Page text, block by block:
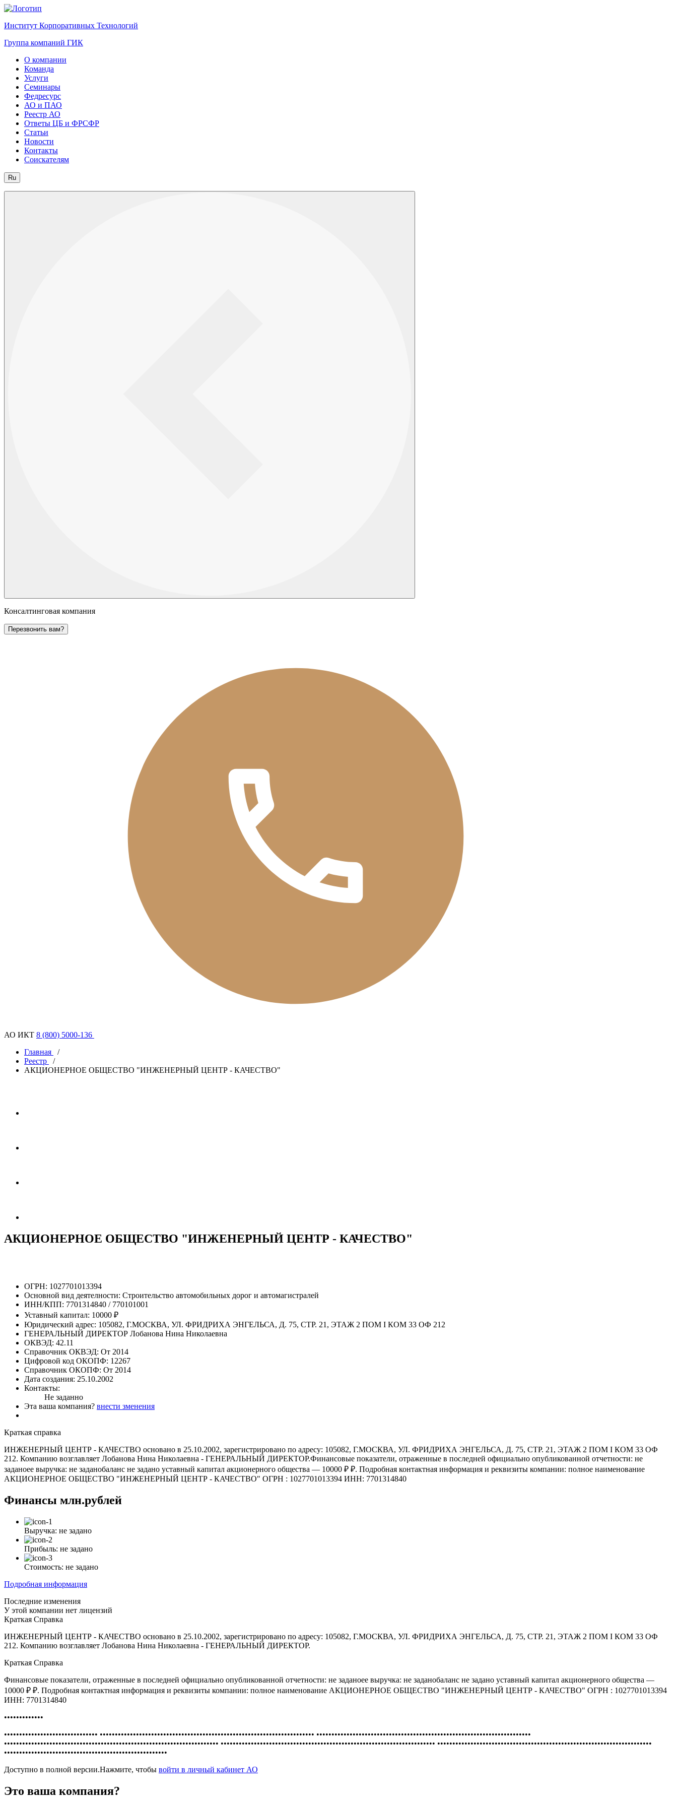
Институт Корпоративных Технологий
Группа компаний ГИК
О компании
Команда
Услуги
Семинары
Федресурс
АО и ПАО
Реестр АО
Ответы ЦБ и ФРСФР
Статьи
Новости
Контакты
Соискателям
Ru
Консалтинговая компания
Перезвонить вам?
АО ИКТ 8 (800) 5000-136
Главная
/
Реестр
/
АКЦИОНЕРНОЕ ОБЩЕСТВО "ИНЖЕНЕРНЫЙ ЦЕНТР - КАЧЕСТВО"
АКЦИОНЕРНОЕ ОБЩЕСТВО "ИНЖЕНЕРНЫЙ ЦЕНТР - КАЧЕСТВО"
ОГРН: 1027701013394
Основной вид деятелности: Строительство автомобильных дорог и автомагистралей
ИНН/КПП: 7701314840 / 770101001
Уставный капитал: 10000 ₽
Юридический адрес: 105082, Г.МОСКВА, УЛ. ФРИДРИХА ЭНГЕЛЬСА, Д. 75, СТР. 21, ЭТАЖ 2 ПОМ I КОМ 33 ОФ 212
ГЕНЕРАЛЬНЫЙ ДИРЕКТОР Лобанова Нина Николаевна
ОКВЭД: 42.11
Справочник ОКВЭД: От 2014
Цифровой код ОКОПФ: 12267
Справочник ОКОПФ: От 2014
Дата создания: 25.10.2002
Контакты:
Не заданно
Эта ваша компания? внести зменения
Краткая справка
ИНЖЕНЕРНЫЙ ЦЕНТР - КАЧЕСТВО основано в 25.10.2002, зарегистрировано по адресу: 105082, Г.МОСКВА, УЛ. ФРИДРИХА ЭНГЕЛЬСА, Д. 75, СТР. 21, ЭТАЖ 2 ПОМ I КОМ 33 ОФ
212. Компанию возглавляет Лобанова Нина Николаевна - ГЕНЕРАЛЬНЫЙ ДИРЕКТОР.Финансовые показатели, отраженные в последней официально опубликованной отчетности: не
заданоее выручка: не заданобаланс не задано уставный капитал акционерного общества — 10000 ₽ ₽. Подробная контактная информация и реквизиты компании: полное наименование
АКЦИОНЕРНОЕ ОБЩЕСТВО "ИНЖЕНЕРНЫЙ ЦЕНТР - КАЧЕСТВО" ОГРН : 1027701013394 ИНН: 7701314840
Финансы млн.рублей
Выручка: не задано
Прибыль: не задано
Стоимость: не задано
Подробная информация
Последние изменения
У этой компании нет лицензий
Краткая Справка
ИНЖЕНЕРНЫЙ ЦЕНТР - КАЧЕСТВО основано в 25.10.2002, зарегистрировано по адресу: 105082, Г.МОСКВА, УЛ. ФРИДРИХА ЭНГЕЛЬСА, Д. 75, СТР. 21, ЭТАЖ 2 ПОМ I КОМ 33 ОФ
212. Компанию возглавляет Лобанова Нина Николаевна - ГЕНЕРАЛЬНЫЙ ДИРЕКТОР.
Краткая Справка
Финансовые показатели, отраженные в последней официально опубликованной отчетности: не заданоее выручка: не заданобаланс не задано уставный капитал акционерного общества —
10000 ₽ ₽. Подробная контактная информация и реквизиты компании: полное наименование АКЦИОНЕРНОЕ ОБЩЕСТВО "ИНЖЕНЕРНЫЙ ЦЕНТР - КАЧЕСТВО" ОГРН : 1027701013394
ИНН: 7701314840
•••••••••••••
••••••••••••••••••••••••••••••• ••••••••••••••••••••••••••••••••••••••••••••••••••••••••••••••••••••••• •••••••••••••••••••••••••••••••••••••••••••••••••••••••••••••••••••••••
••••••••••••••••••••••••••••••••••••••••••••••••••••••••••••••••••••••• ••••••••••••••••••••••••••••••••••••••••••••••••••••••••••••••••••••••• •••••••••••••••••••••••••••••••••••••••••••••••••••••••••••••••••••••••
••••••••••••••••••••••••••••••••••••••••••••••••••••••
Доступно в полной версии.Нажмите, чтобы войти в личный кабинет АО
Это ваша компания?